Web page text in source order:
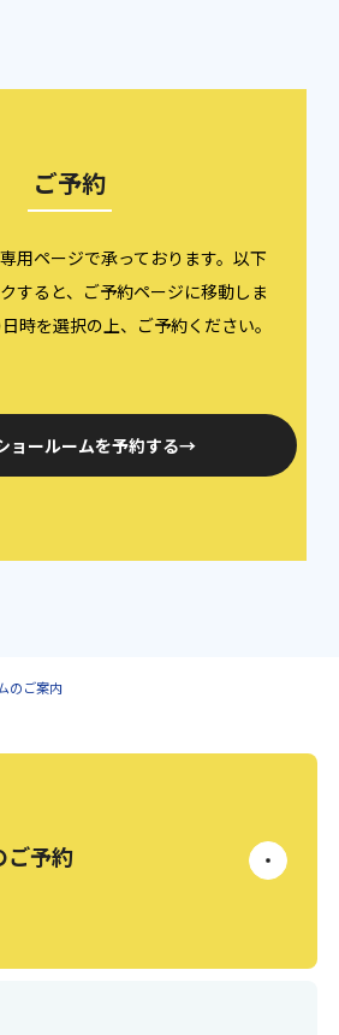
ご予約
用ページで承っております。以下
すると、ご予約ページに移動しま
時を選択の上、ご予約ください。
ョールームを予約する→
のご案内
ご予約